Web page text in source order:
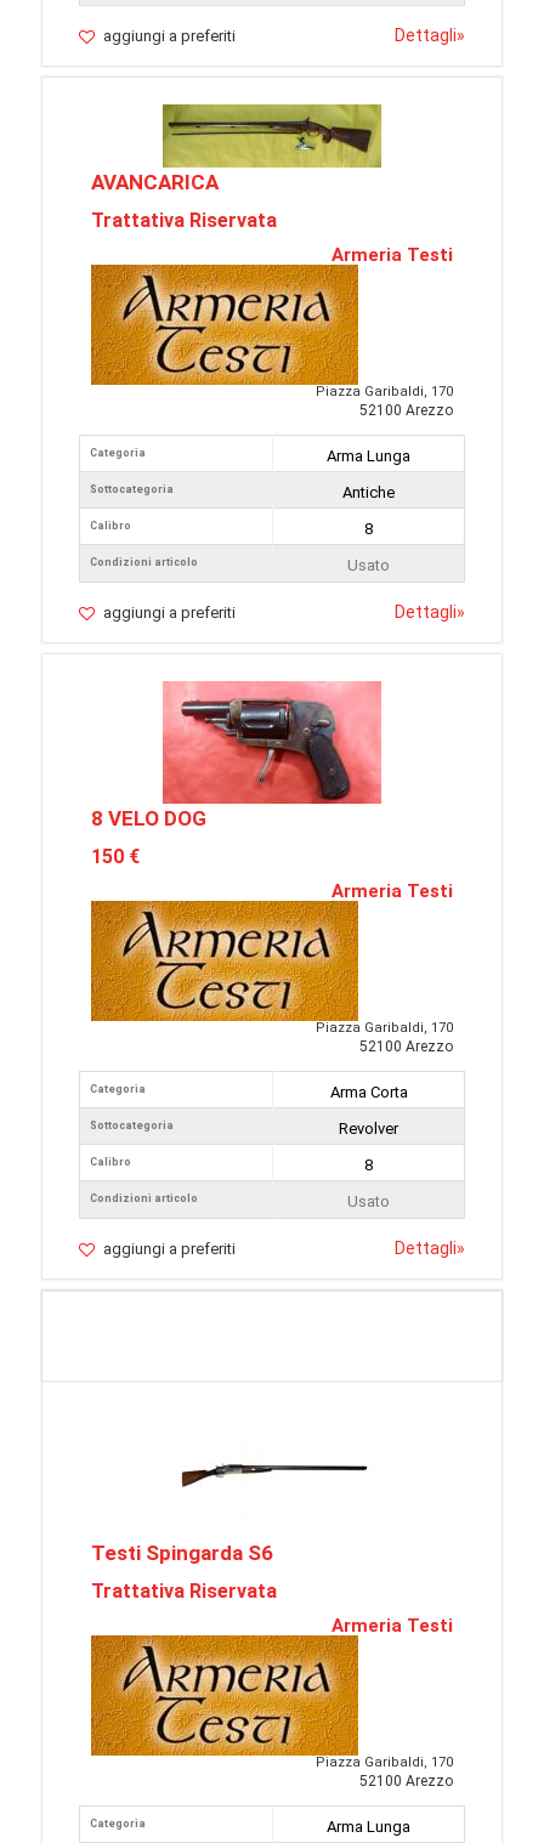
aggiungi a preferiti Dettagli»
AVANCARICA
Trattativa Riservata
Armeria Testi
Piazza Garibaldi, 170
52100 Arezzo
Categoria
Sottocategoria
Calibro
Condizioni articolo
Arma Lunga
Antiche
8
Usato
aggiungi a preferiti Dettagli»
8 VELO DOG
150 €
Armeria Testi
Piazza Garibaldi, 170
52100 Arezzo
Categoria
Sottocategoria
Calibro
Condizioni articolo
Arma Corta
Revolver
8
Usato
aggiungi a preferiti Dettagli»
Testi Spingarda S6
Trattativa Riservata
Armeria Testi
Piazza Garibaldi, 170
52100 Arezzo
Categoria
Arma Lunga